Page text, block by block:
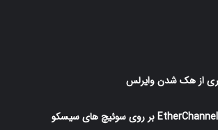
از هک شدن وایرلس